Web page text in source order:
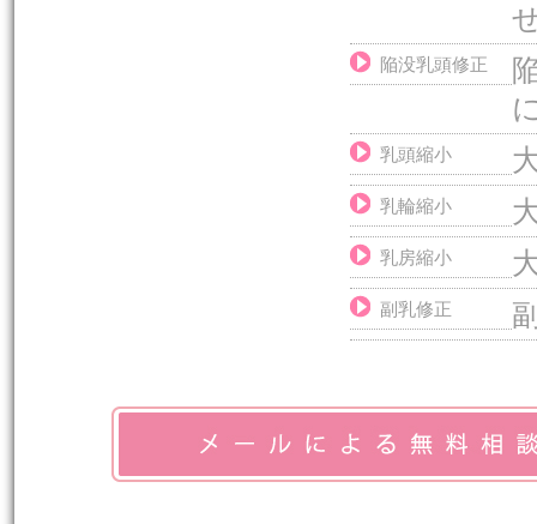
陥没乳頭修正
乳頭縮小
乳輪縮小
乳房縮小
副乳修正